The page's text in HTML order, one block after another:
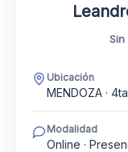
Ubicación
MENDOZA ·
Modalidad
Online ·